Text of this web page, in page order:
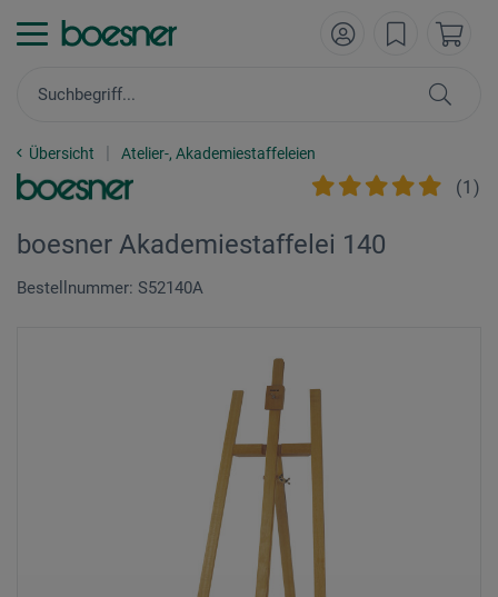
Übersicht Atelier-, Akademiestaffeleien
(1 )
boesner Akademiestaffelei 140
Bestellnummer: S52140A